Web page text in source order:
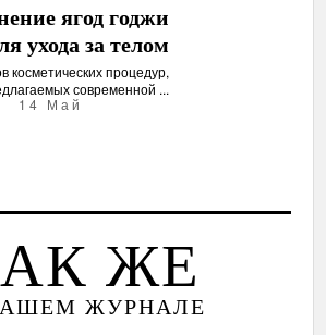
ухода за телом
косметических процедур,
современной ...
14 Май
ЖЕ
ЖУРНАЛЕ